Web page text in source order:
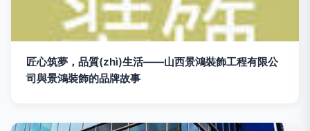
匠心筑夢，品質(zhì)生活——山西景鴻裝飾工程有限公
司與景鴻裝飾的品牌故事